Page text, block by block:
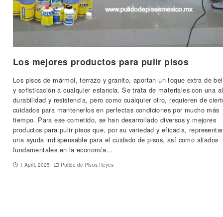
Los mejores productos para pulir pisos
Los pisos de mármol, terrazo y granito, aportan un toque extra de
y sofisticación a cualquier estancia. Se trata de materiales con una
durabilidad y resistencia, pero como cualquier otro, requieren de
cuidados para mantenerlos en perfectas condiciones por mucho más
tiempo. Para ese cometido, se han desarrollado diversos y mejores
productos para pulir pisos que, por su variedad y eficacia,
una ayuda indispensable para el cuidado de pisos, así como aliados
fundamentales en la economía…
1 April, 2025 Pulido de Pisos Reyes